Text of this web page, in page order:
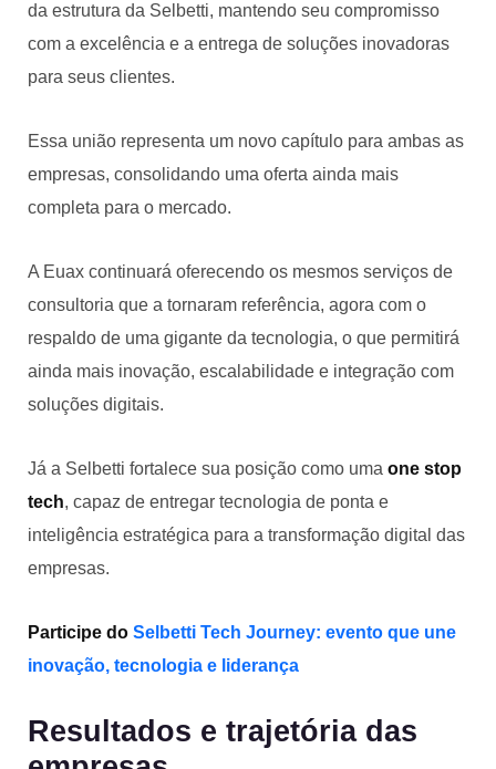
da estrutura da Selbetti, mantendo seu compromisso
com a excelência e a entrega de soluções inovadoras
para seus clientes.
Essa união representa um novo capítulo para ambas as
empresas, consolidando uma oferta ainda mais
completa para o mercado.
A Euax continuará oferecendo os mesmos serviços de
consultoria que a tornaram referência, agora com o
respaldo de uma gigante da tecnologia, o que permitirá
ainda mais inovação, escalabilidade e integração com
soluções digitais.
Já a Selbetti fortalece sua posição como uma one stop
tech, capaz de entregar tecnologia de ponta e
inteligência estratégica para a transformação digital das
empresas.
Participe do Selbetti Tech Journey: evento que une
inovação, tecnologia e liderança
Resultados e trajetória das